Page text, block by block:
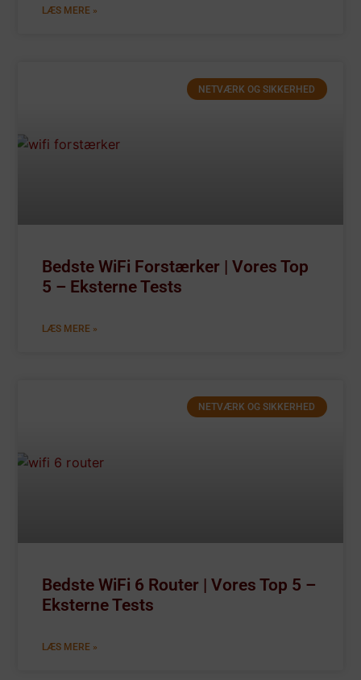
LÆS MERE »
NETVÆRK OG SIKKERHED
Bedste WiFi Forstærker | Vores Top
5 – Eksterne Tests
LÆS MERE »
NETVÆRK OG SIKKERHED
Bedste WiFi 6 Router | Vores Top 5 –
Eksterne Tests
LÆS MERE »